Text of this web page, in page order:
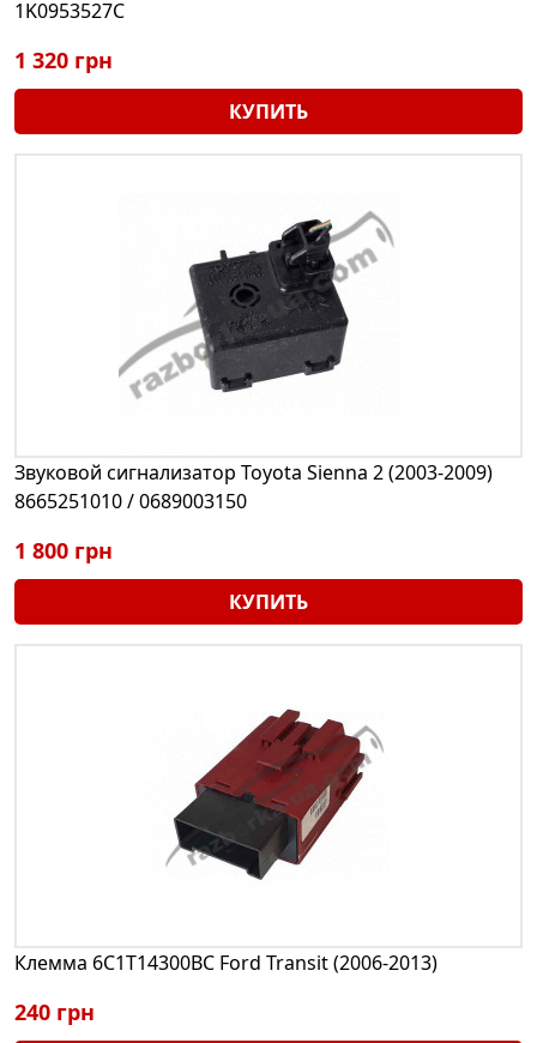
1K0953527C
1 320 грн
КУПИТЬ
Звуковой сигнализатор Toyota Sienna 2 (2003-2009)
8665251010 / 0689003150
1 800 грн
КУПИТЬ
Клемма 6C1T14300BC Ford Transit (2006-2013)
240 грн